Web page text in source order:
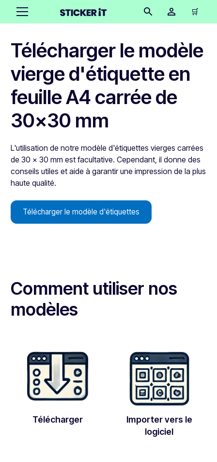
🛒
Télécharger le modèle
vierge d'étiquette en
feuille A4 carrée de
30x30 mm
L'utilisation de notre modèle d'étiquettes vierges carrées
de 30 x 30 mm est facultative. Cependant, il donne des
conseils utiles et aide à garantir une impression de la plus
haute qualité.
Télécharger le modèle d'étiquettes
Comment utiliser nos
modèles
Télécharger
Importer vers le
logiciel